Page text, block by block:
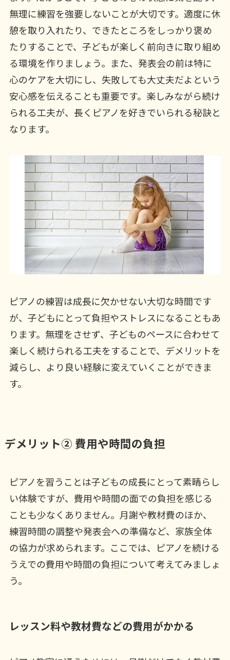
無理に練習を強要しないことが大切です。適度に休
憩を取り入れたり、できたところをしっかり褒め
たりすることで、子どもが楽しく前向きに取り組め
る環境を作りましょう。また、発表会の前は特に
心のケアを大切にし、失敗しても大丈夫だよという
安心感を伝えることも重要です。楽しみながら続け
られる工夫が、長くピアノを好きでいられる秘訣と
なります。
ピアノの練習は成長に欠かせない大切な時間です
が、子どもにとって負担やストレスになることもあ
ります。無理をさせず、子どものペースに合わせて
楽しく続けられる工夫をすることで、デメリットを
減らし、より良い経験に変えていくことができま
す。
デメリット② 費用や時間の負担
ピアノを習うことは子どもの成長にとって素晴らし
い体験ですが、費用や時間の面での負担を感じる
ことも少なくありません。月謝や教材費のほか、
練習時間の調整や発表会への準備など、家族全体
の協力が求められます。ここでは、ピアノを続ける
うえでの費用や時間の負担について考えてみましょ
う。
レッスン料や教材費などの費用がかかる